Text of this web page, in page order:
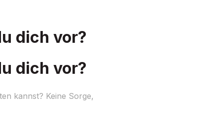
dich vor?
dich vor?
kannst? Keine Sorge,